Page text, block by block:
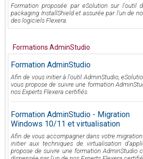
Formation proposée par eSolution sur l'outil
packaging InstallShield et assurée par l'un de
des logiciels Flexera.
Formations AdminStudio
Formation AdminStudio
Afin de vous initier à l'outil AdminStudio,
vous propose de suivre une formation
nos Experts Flexera certifiés.
Formation AdminStudio - Migration
Windows 10/11 et virtualisation
Afin de vous accompagner dans votre
initier aux techniques de virtualisation
propose de suivre une formation AdminStudio